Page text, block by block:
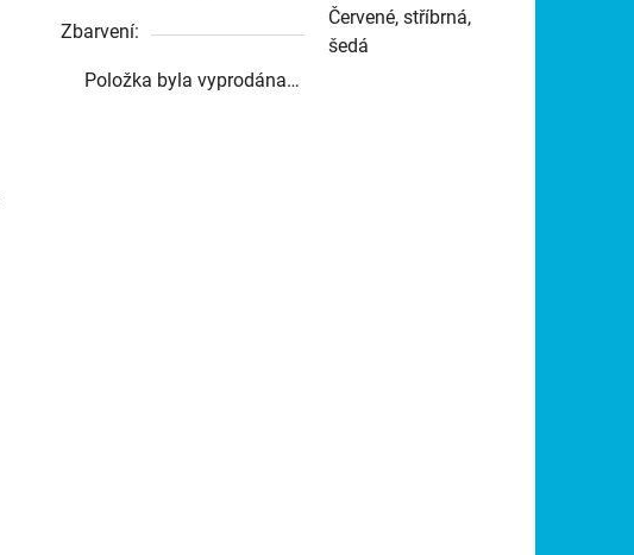
Zbarvení:
Červené, stříbrná,
šedá
Položka byla vyprodána…